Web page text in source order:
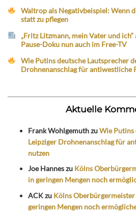
Waltrop als Negativbeispiel: Wenn
statt zu pflegen
„Fritz Litzmann, mein Vater und
Pause-Doku nun auch im Free-TV
Wie Putins deutsche Lautsprecher
Drohnenanschlag für antiwestliche
Aktuelle
Frank WohlgemuthzuWie Putins
Leipziger Drohnenanschlag für
nutzen
Joe Hanneszu Kölns
in geringen Mengen noch
ACKzu Kölns
geringen Mengen noch